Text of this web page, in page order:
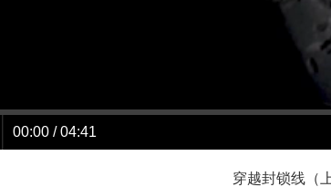
00:00 / 04:41
穿越封锁线（上
茶叶“炒上天”